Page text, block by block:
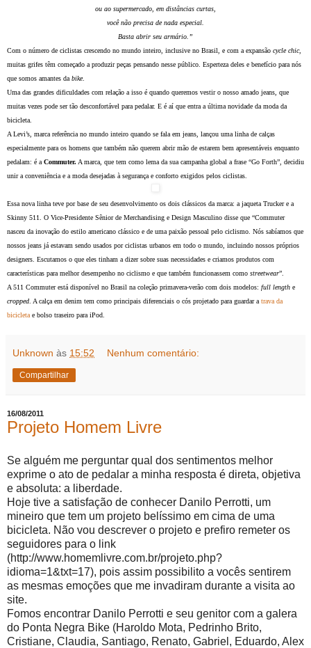
ou ao supermercado, em distâncias curtas,
você não precisa de nada especial.
Basta abrir seu armário.”
Com o número de ciclistas crescendo no mundo inteiro, inclusive no Brasil, e com a expansão cycle chic,
muitas grifes têm começado a produzir peças pensando nesse público. Esperteza deles e benefício para nós
que somos amantes da bike.
Uma das grandes dificuldades com relação a isso é quando queremos vestir o nosso amado jeans, que
muitas vezes pode ser tão desconfortável para pedalar. E é aí que entra a última novidade da moda da
bicicleta.
A Levi’s, marca referência no mundo inteiro quando se fala em jeans, lançou uma linha de calças
especialmente para os homens que também não querem abrir mão de estarem bem apresentáveis enquanto
pedalam: é a Commuter. A marca, que tem como lema da sua campanha global a frase “Go Forth”, decidiu
unir a conveniência e a moda desejadas à segurança e conforto exigidos pelos ciclistas.
Essa nova linha teve por base de seu desenvolvimento os dois clássicos da marca: a jaqueta Trucker e a
Skinny 511. O Vice-Presidente Sênior de Merchandising e Design Masculino disse que “Commuter
nasceu da inovação do estilo americano clássico e de uma paixão pessoal pelo ciclismo. Nós sabíamos que
nossos jeans já estavam sendo usados por ciclistas urbanos em todo o mundo, incluindo nossos próprios
designers. Escutamos o que eles tinham a dizer sobre suas necessidades e criamos produtos com
características para melhor desempenho no ciclismo e que também funcionassem como streetwear”.
A 511 Commuter está disponível no Brasil na coleção primavera-verão com dois modelos: full length e
cropped . A calça em denim tem como principais diferenciais o cós projetado para guardar a trava da
bicicleta e bolso traseiro para iPod.
Unknown às 15:52 Nenhum comentário:
Compartilhar
16/08/2011
Projeto Homem Livre
Se alguém me perguntar qual dos sentimentos melhor
exprime o ato de pedalar a minha resposta é direta, objetiva
e absoluta: a liberdade.
Hoje tive a satisfação de conhecer Danilo Perrotti, um
mineiro que tem um projeto belíssimo em cima de uma
bicicleta. Não vou descrever o projeto e prefiro remeter os
seguidores para o link
(http://www.homemlivre.com.br/projeto.php?
idioma=1&txt=17), pois assim possibilito a vocês sentirem
as mesmas emoções que me invadiram durante a visita ao
site.
Fomos encontrar Danilo Perrotti e seu genitor com a galera
do Ponta Negra Bike (Haroldo Mota, Pedrinho Brito,
Cristiane, Claudia, Santiago, Renato, Gabriel, Eduardo, Alex